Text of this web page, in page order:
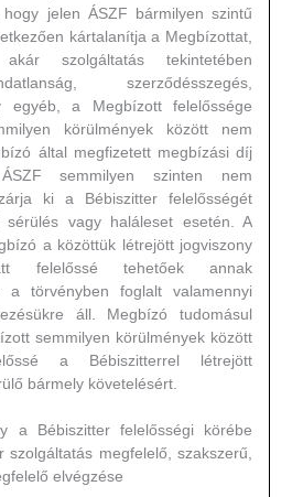
jelen ÁSZF bármilyen szintű
kártalanítja a Megbízottat,
szolgáltatás tekintetében
szerződésszegés,
egyéb, a Megbízott felelőssége
körülmények között nem
által megfizetett megbízási díj
semmilyen szinten nem
ki a Bébiszitter felelősségét
sérülés vagy haláleset esetén. A
a közöttük létrejött jogviszony
felelőssé tehetőek annak
a törvényben foglalt valamennyi
áll. Megbízó tudomásul
semmilyen körülmények között
a Bébiszitterrel létrejött
bármely követelésért.
a Bébiszitter felelősségi körébe
szolgáltatás megfelelő, szakszerű,
elvégzése